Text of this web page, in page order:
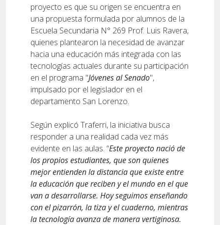
proyecto es que su origen se encuentra en
una propuesta formulada por alumnos de la
Escuela Secundaria N° 269 Prof. Luis Ravera,
quienes plantearon la necesidad de avanzar
hacia una educación más integrada con las
tecnologías actuales durante su participación
en el programa "Jóvenes al Senado",
impulsado por el legislador en el
departamento San Lorenzo.
Según explicó Traferri, la iniciativa busca
responder a una realidad cada vez más
evidente en las aulas. “Este proyecto nació de
los propios estudiantes, que son quienes
mejor entienden la distancia que existe entre
la educación que reciben y el mundo en el que
van a desarrollarse. Hoy seguimos enseñando
con el pizarrón, la tiza y el cuaderno, mientras
la tecnología avanza de manera vertiginosa.